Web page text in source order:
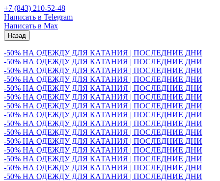
+7 (843) 210-52-48
Написать в Telegram
Написать в Max
Назад
-50% НА ОДЕЖДУ ДЛЯ КАТАНИЯ | ПОСЛЕДНИЕ ДНИ
-50% НА ОДЕЖДУ ДЛЯ КАТАНИЯ | ПОСЛЕДНИЕ ДНИ
-50% НА ОДЕЖДУ ДЛЯ КАТАНИЯ | ПОСЛЕДНИЕ ДНИ
-50% НА ОДЕЖДУ ДЛЯ КАТАНИЯ | ПОСЛЕДНИЕ ДНИ
-50% НА ОДЕЖДУ ДЛЯ КАТАНИЯ | ПОСЛЕДНИЕ ДНИ
-50% НА ОДЕЖДУ ДЛЯ КАТАНИЯ | ПОСЛЕДНИЕ ДНИ
-50% НА ОДЕЖДУ ДЛЯ КАТАНИЯ | ПОСЛЕДНИЕ ДНИ
-50% НА ОДЕЖДУ ДЛЯ КАТАНИЯ | ПОСЛЕДНИЕ ДНИ
-50% НА ОДЕЖДУ ДЛЯ КАТАНИЯ | ПОСЛЕДНИЕ ДНИ
-50% НА ОДЕЖДУ ДЛЯ КАТАНИЯ | ПОСЛЕДНИЕ ДНИ
-50% НА ОДЕЖДУ ДЛЯ КАТАНИЯ | ПОСЛЕДНИЕ ДНИ
-50% НА ОДЕЖДУ ДЛЯ КАТАНИЯ | ПОСЛЕДНИЕ ДНИ
-50% НА ОДЕЖДУ ДЛЯ КАТАНИЯ | ПОСЛЕДНИЕ ДНИ
-50% НА ОДЕЖДУ ДЛЯ КАТАНИЯ | ПОСЛЕДНИЕ ДНИ
-50% НА ОДЕЖДУ ДЛЯ КАТАНИЯ | ПОСЛЕДНИЕ ДНИ